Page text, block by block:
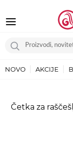
NOVO AKCIJE
Četka za